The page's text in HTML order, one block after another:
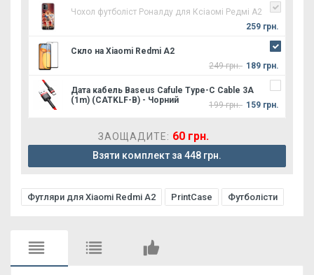
Чохол футболіст Роналду для Ксіаомі Редмі А2
259 грн.
Скло на Xiaomi Redmi A2
249 грн. 189 грн.
Дата кабель Baseus Cafule Type-C Cable 3A
(1m) (CATKLF-B) - Чорний
199 грн. 159 грн.
ЗАОЩАДИТЕ: 60 грн.
Взяти комплект за 448 грн.
Футляри для Xiaomi Redmi A2 PrintCase Футболісти